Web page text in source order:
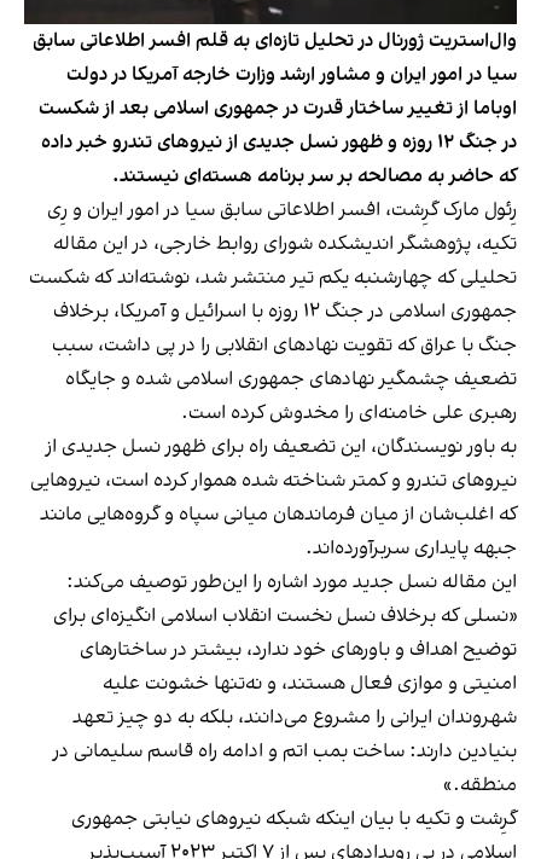
وال‌استریت ژورنال در تحلیل تازه‌ای به قلم افسر اطلاعاتی سابق
سیا در امور ایران و مشاور ارشد وزارت خارجه آمریکا در دولت
اوباما از تغییر ساختار قدرت در جمهوری اسلامی بعد از شکست
در جنگ ۱۲ روزه و ظهور نسل جدیدی از نیروهای تندرو خبر داده
که حاضر به مصالحه بر سر برنامه هسته‌ای نیستند.
رِئول مارک گرِشت، افسر اطلاعاتی سابق سیا در امور ایران و رِی
تکیه، پژوهشگر اندیشکده شورای روابط خارجی، در این مقاله
تحلیلی که چهارشنبه یکم تیر منتشر شد، نوشته‌اند که شکست
جمهوری اسلامی در جنگ ۱۲ روزه با اسرائیل و آمریکا، برخلاف
جنگ با عراق که تقویت نهادهای انقلابی را در پی داشت، سبب
تضعیف چشمگیر نهادهای جمهوری اسلامی شده و جایگاه
رهبری علی خامنه‌ای را مخدوش کرده است.
به باور نویسندگان، این تضعیف راه برای ظهور نسل جدیدی از
نیروهای تندرو و کمتر شناخته شده هموار کرده است، نیروهایی
که اغلب‌شان از میان فرماندهان میانی سپاه و گروه‌هایی مانند
جبهه پایداری سربرآورده‌اند.
این مقاله نسل جدید مورد اشاره را این‌طور توصیف می‌کند:
«نسلی که برخلاف نسل نخست انقلاب اسلامی انگیزه‌ای برای
توضیح اهداف و باورهای خود ندارد، بیشتر در ساختارهای
امنیتی و موازی فعال هستند، و نه‌تنها خشونت علیه
شهروندان ایرانی را مشروع می‌دانند، بلکه به دو چیز تعهد
بنیادین دارند: ساخت بمب اتم و ادامه راه قاسم سلیمانی در
منطقه.»
گرِشت و تکیه با بیان اینکه شبکه نیروهای نیابتی جمهوری
اسلامی در پی رویدادهای پس از ۷ اکتبر ۲۰۲۳ آسیب‌پذیر